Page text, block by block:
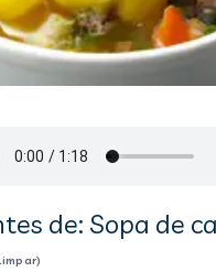
de: Sopa de